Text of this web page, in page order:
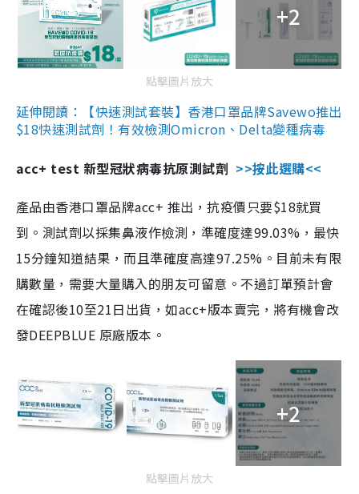
+2
點擊圖片放大
延伸閱讀：【快速測試套裝】香港口罩品牌Savewo推出
$18快速測試劑！有效檢測Omicron、Delta變種病毒
acc+ test 新型冠狀病毒抗原測試劑 >>按此選購<<
產品由香港口罩品牌acc+ 推出，抗疫價只要$18就買
到。測試劑以採集鼻液作檢測，準確度達99.03%，最快
15分鐘知道結果，而且準確度高達97.25%。目前未有限
購數量，需要大量購入的朋友可留意。不過訂單預計會
在確認後10至21日出貨，如acc+版本賣完，將有機會改
發DEEPBLUE 原廠版本。
+2
點擊圖片放大